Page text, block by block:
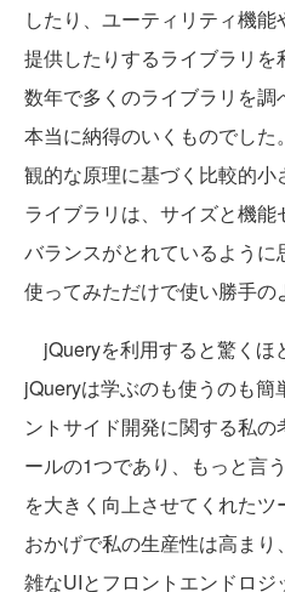
したり、ユーティリティ機
提供したりするライブラリ
数年で多くのライブラリを
本当に納得のいくものでし
観的な原理に基づく比較的
ライブラリは、サイズと機
バランスがとれているよう
使ってみただけで使い勝手の
jQueryを利用すると驚くほ
jQueryは学ぶのも使うのも
ントサイド開発に関する私
ールの1つであり、もっと言
を大きく向上させてくれた
おかげで私の生産性は高ま
雑なUIとフロントエンドロ